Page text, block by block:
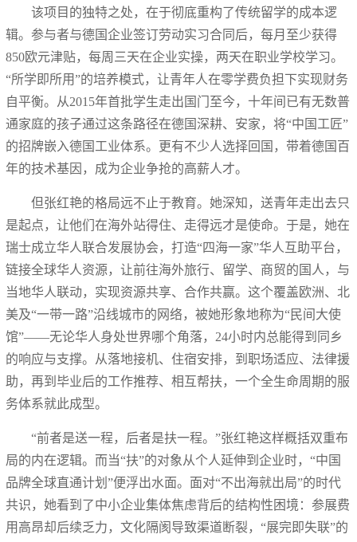
该项目的独特之处，在于彻底重构了传统留学的成本逻
辑。参与者与德国企业签订劳动实习合同后，每月至少获得
850欧元津贴，每周三天在企业实操，两天在职业学校学习。
“所学即所用”的培养模式，让青年人在零学费负担下实现财务
自平衡。从2015年首批学生走出国门至今，十年间已有无数普
通家庭的孩子通过这条路径在德国深耕、安家，将“中国工匠”
的招牌嵌入德国工业体系。更有不少人选择回国，带着德国百
年的技术基因，成为企业争抢的高薪人才。
但张红艳的格局远不止于教育。她深知，送青年走出去只
是起点，让他们在海外站得住、走得远才是使命。于是，她在
瑞士成立华人联合发展协会，打造“四海一家”华人互助平台，
链接全球华人资源，让前往海外旅行、留学、商贸的国人，与
当地华人联动，实现资源共享、合作共赢。这个覆盖欧洲、北
美及“一带一路”沿线城市的网络，被她形象地称为“民间大使
馆”——无论华人身处世界哪个角落，24小时内总能得到同乡
的响应与支撑。从落地接机、住宿安排，到职场适应、法律援
助，再到毕业后的工作推荐、相互帮扶，一个全生命周期的服
务体系就此成型。
“前者是送一程，后者是扶一程。”张红艳这样概括双重布
局的内在逻辑。而当“扶”的对象从个人延伸到企业时，“中国
品牌全球直通计划”便浮出水面。面对“不出海就出局”的时代
共识，她看到了中小企业集体焦虑背后的结构性困境：参展费
用高昂却后续乏力，文化隔阂导致渠道断裂，“展完即失联”的